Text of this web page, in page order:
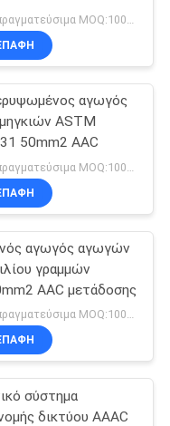
αγωγός
ASTM
50mm2 AAC
αγωγός αγωγών
γραμμών
AAC μετάδοσης
Διαπραγματεύσιμα MOQ:1000M
σύστημα
δικτύου AAAC